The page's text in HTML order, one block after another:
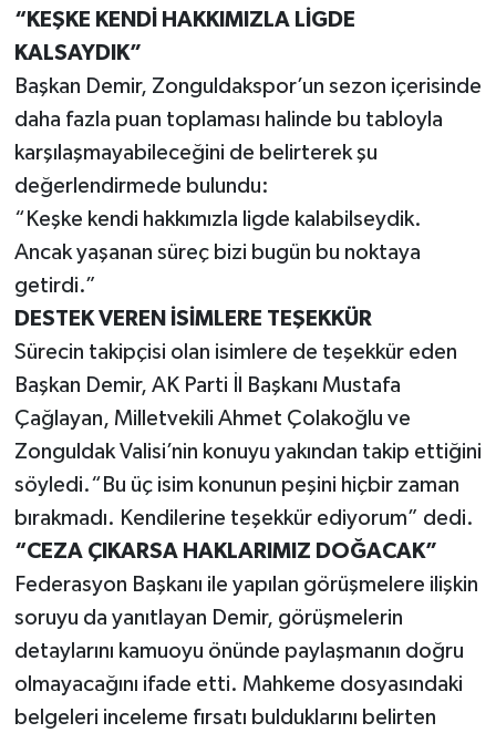
“KEŞKE KENDİ HAKKIMIZLA LİGDE
KALSAYDIK”
Başkan Demir, Zonguldakspor’un sezon içerisinde
daha fazla puan toplaması halinde bu tabloyla
karşılaşmayabileceğini de belirterek şu
değerlendirmede bulundu:
“Keşke kendi hakkımızla ligde kalabilseydik.
Ancak yaşanan süreç bizi bugün bu noktaya
getirdi.”
DESTEK VEREN İSİMLERE TEŞEKKÜR
Sürecin takipçisi olan isimlere de teşekkür eden
Başkan Demir, AK Parti İl Başkanı Mustafa
Çağlayan, Milletvekili Ahmet Çolakoğlu ve
Zonguldak Valisi’nin konuyu yakından takip ettiğini
söyledi.“Bu üç isim konunun peşini hiçbir zaman
bırakmadı. Kendilerine teşekkür ediyorum” dedi.
“CEZA ÇIKARSA HAKLARIMIZ DOĞACAK”
Federasyon Başkanı ile yapılan görüşmelere ilişkin
soruyu da yanıtlayan Demir, görüşmelerin
detaylarını kamuoyu önünde paylaşmanın doğru
olmayacağını ifade etti. Mahkeme dosyasındaki
belgeleri inceleme fırsatı bulduklarını belirten